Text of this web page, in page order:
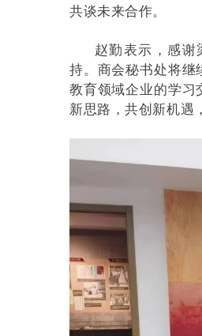
共谈未来合作。
赵勤表示，感谢
持。商会秘书处将继
教育领域企业的学习
新思路，共创新机遇